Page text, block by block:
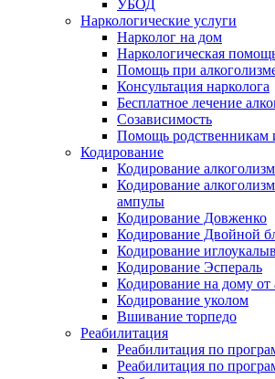
УБОД
Наркологические услуги
Нарколог на дом
Наркологическая
Помощь при
Консультация нарколога
Бесплатное лечение
Созависимость
Помощь родственникам
Кодирование
Кодирование
Кодирование
ампулы
Кодирование Довженко
Кодирование Двойной
Кодирование
Кодирование Эспераль
Кодирование на дому от
Кодирование уколом
Вшивание торпедо
Реабилитация
Реабилитация по
Реабилитация по